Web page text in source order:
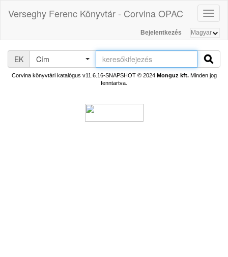
Verseghy Ferenc Könyvtár - Corvina OPAC
Bejelentkezés
EK Cím
Corvina könyvtári katalógus v11.6.16-SNAPSHOT© 2024 Monguz kft.Minden jog
fenntartva.